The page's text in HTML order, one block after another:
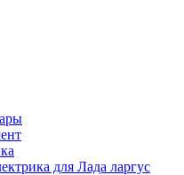
для Лада ларгус